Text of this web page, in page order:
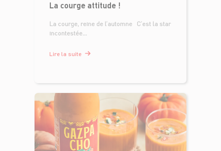
La courge attitude !
La courge, reine de l’automne C’est la star
incontestée...
Lire la suite